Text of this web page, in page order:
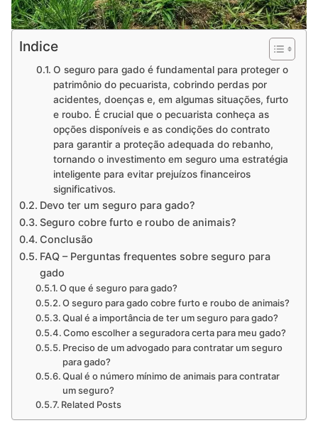
Indice
O seguro para gado é fundamental para proteger o
patrimônio do pecuarista, cobrindo perdas por
acidentes, doenças e, em algumas situações, furto
e roubo. É crucial que o pecuarista conheça as
opções disponíveis e as condições do contrato
para garantir a proteção adequada do rebanho,
tornando o investimento em seguro uma estratégia
inteligente para evitar prejuízos financeiros
significativos.
Devo ter um seguro para gado?
Seguro cobre furto e roubo de animais?
Conclusão
FAQ – Perguntas frequentes sobre seguro para
gado
O que é seguro para gado?
O seguro para gado cobre furto e roubo de animais?
Qual é a importância de ter um seguro para gado?
Como escolher a seguradora certa para meu gado?
Preciso de um advogado para contratar um seguro
para gado?
Qual é o número mínimo de animais para contratar
um seguro?
Related Posts